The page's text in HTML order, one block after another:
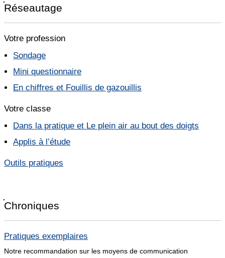
Réseautage
Votre profession
Sondage
Mini questionnaire
En chiffres et Fouillis de gazouillis
Votre classe
Dans la pratique et Le plein air au bout des doigts
Applis à l’étude
Outils pratiques
Chroniques
Pratiques exemplaires
Notre recommandation sur les moyens de communication